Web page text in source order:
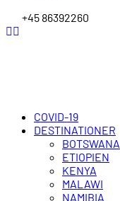
+45 86392260
COVID-19
DESTINATIONER
BOTSWANA
ETIOPIEN
KENYA
MALAWI
NAMIBIA